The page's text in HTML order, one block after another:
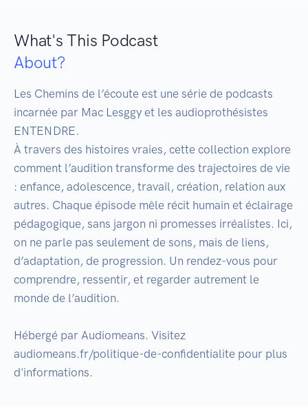
What's This Podcast
About?
Les Chemins de l’écoute est une série de podcasts
incarnée par Mac Lesggy et les audioprothésistes
ENTENDRE.
À travers des histoires vraies, cette collection explore
comment l’audition transforme des trajectoires de vie
: enfance, adolescence, travail, création, relation aux
autres. Chaque épisode mêle récit humain et éclairage
pédagogique, sans jargon ni promesses irréalistes. Ici,
on ne parle pas seulement de sons, mais de liens,
d’adaptation, de progression. Un rendez-vous pour
comprendre, ressentir, et regarder autrement le
monde de l’audition.
Hébergé par Audiomeans. Visitez
audiomeans.fr/politique-de-confidentialite pour plus